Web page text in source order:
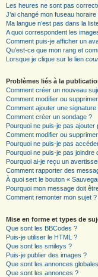
Les heures ne sont pas
J’ai changé mon fuseau
Ma langue n’est pas dans la
A quoi correspondent les
Comment puis-je afficher un
Qu’est-ce que mon rang et
Lorsque je clique sur le lien
Problèmes liés à la
Comment créer un nouveau
Comment modifier ou
Comment ajouter une
Comment créer un sondage ?
Pourquoi ne puis-je pas ajouter
Comment modifier ou
Pourquoi ne puis-je pas
Pourquoi ne puis-je pas
Pourquoi ai-je reçu un
Comment rapporter des
À quoi sert le bouton «
Pourquoi mon message doit
Comment remonter mon sujet ?
Mise en forme et types de
Que sont les BBCodes ?
Puis-je utiliser le HTML ?
Que sont les smileys ?
Puis-je publier des images ?
Que sont les annonces
Que sont les annonces ?